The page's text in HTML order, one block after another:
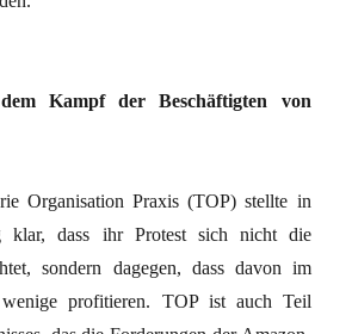
Kampf der Beschäftigten von
Organisation Praxis (TOP) stellte in
klar, dass ihr Protest sich nicht die
sondern dagegen, dass davon im
profitieren. TOP ist auch Teil